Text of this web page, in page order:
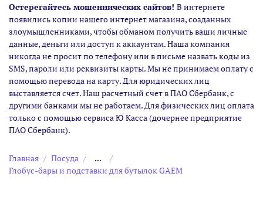
Остерегайтесь мошеннических сайтов! В интернете
появились копии нашего интернет магазина,созданных
злоумышленниками, чтобы обманом получить ваши личные
данные, деньги или доступ к аккаунтам. Наша компания
никогда не просит по телефону или в письме назвать коды из
SMS, пароли или реквизиты карты. Мы не принимаем оплату с
помощью перевода на карту. Для юридических лиц
выставляется счет. Наш расчетный счет в ПАО Сбербанк, с
другими банками мы не работаем. Для физических лиц оплата
только с помощью сервиса Ю Касса (дочернее предприятие
ПАО Сбербанк).
Главная Посуда
...
Глобус-бары и подставки для бутылок GAEM